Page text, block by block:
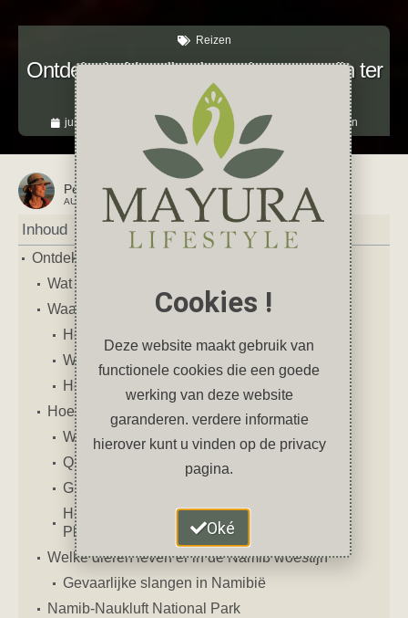
Reizen
Ontdek de Namib: de oudste woestijn ter
wereld
juli 12, 2024 2 reacties Afrika ,Namibië woestijn
Petra
AUTEUR VAN DIT ARTIKEL
Inhoud
Ontdek de Namib: de oudste woestijn ter wereld
Wat is een woestijn
Waar ligt de Namib woestijn
Hoe groot is de Namib woestijn
Wat betekent Namib
Hoe is de Namib woestijn ontstaan
Hoe ziet de Namib eruit
Welwitschia
Quivertree Forest
Giant’s Playground
Hoe kom je bij Quivertree Forest en Giant’s
Playground
Welke dieren leven er in de Namib woestijn
Gevaarlijke slangen in Namibië
Namib-Naukluft National Park
Cookies !
Deze website maakt gebruik van
functionele cookies die een goede
werking van deze website
garanderen. verdere informatie
hierover kunt u vinden op de privacy
pagina.
Oké